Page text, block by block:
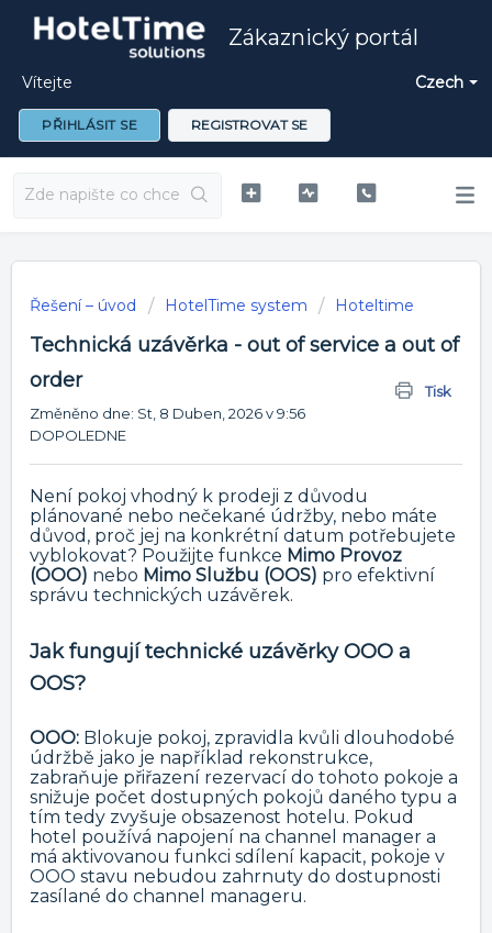
Zákaznický portál
Czech
Vítejte
PŘIHLÁSIT SE REGISTROVAT SE
Řešení – úvod HotelTime system Hoteltime
Technická uzávěrka - out of service a out of
order
Tisk
Změněno dne: St, 8 Duben, 2026 v 9:56
DOPOLEDNE
Není pokoj vhodný k prodeji z důvodu
plánované nebo nečekané údržby, nebo máte
důvod, proč jej na konkrétní datum potřebujete
vyblokovat? Použijte funkce Mimo Provoz
(OOO) nebo Mimo Službu (OOS) pro efektivní
správu technických uzávěrek.
Jak fungují technické uzávěrky OOO a
OOS?
OOO: Blokuje pokoj, zpravidla kvůli dlouhodobé
údržbě jako je například rekonstrukce,
zabraňuje přiřazení rezervací do tohoto pokoje a
snižuje počet dostupných pokojů daného typu a
tím tedy zvyšuje obsazenost hotelu. Pokud
hotel používá napojení na channel manager a
má aktivovanou funkci sdílení kapacit, pokoje v
OOO stavu nebudou zahrnuty do dostupnosti
zasílané do channel manageru.